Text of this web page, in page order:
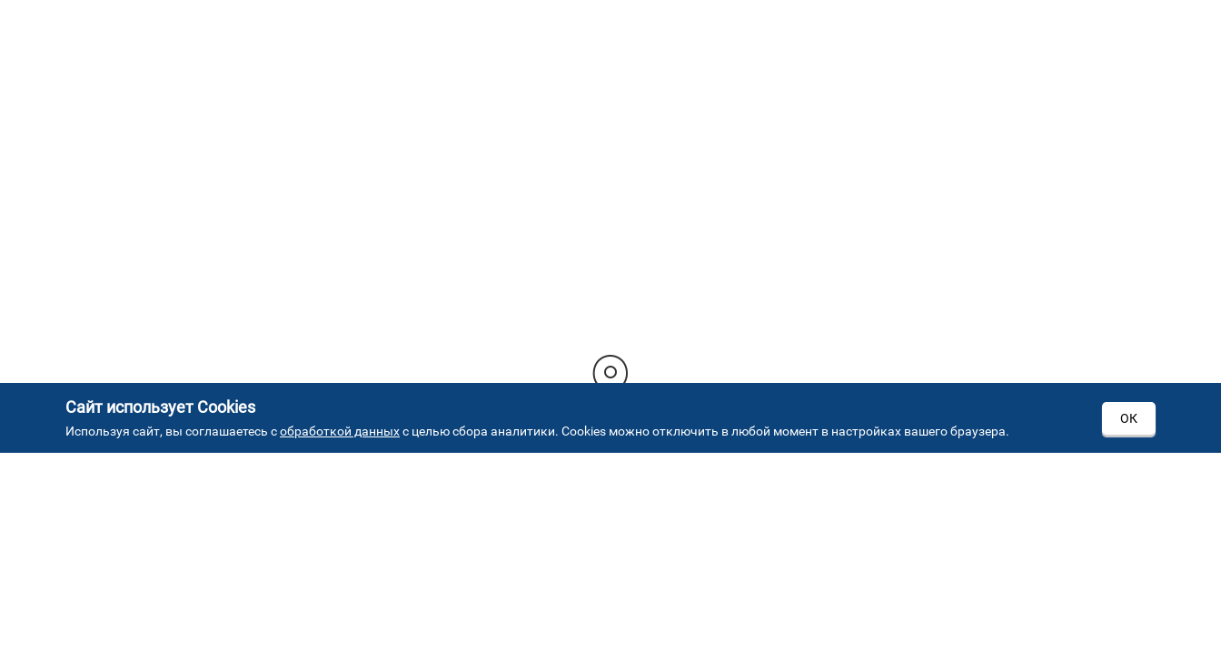
АДРЕСА НАШИХ СЕРВИСНЫХ ЦЕНТРОВ
Сайт использует Cookies
Используя сайт, вы соглашаетесь собработкой данныхс целью сбора аналитики. Cookies можно отключить в любой момент в настройках вашего браузера.
ОК